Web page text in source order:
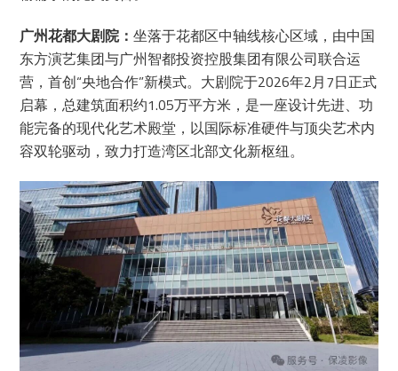
广州花都大剧院：坐落于花都区中轴线核心区域，由中国
东方演艺集团与广州智都投资控股集团有限公司联合运
营，首创“央地合作”新模式。大剧院于2026年2月7日正式
启幕，总建筑面积约1.05万平方米，是一座设计先进、功
能完备的现代化艺术殿堂，以国际标准硬件与顶尖艺术内
容双轮驱动，致力打造湾区北部文化新枢纽。